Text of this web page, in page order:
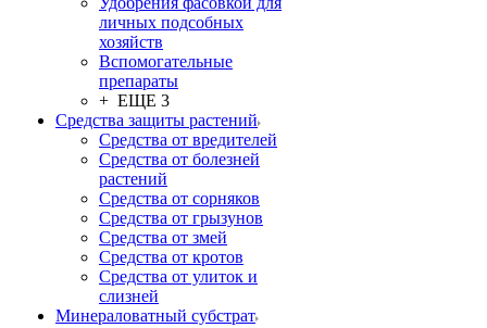
личных подсобных
хозяйств
Вспомогательные
препараты
+ ЕЩЕ 3
Средства защиты растений
Средства от вредителей
Средства от болезней
растений
Средства от сорняков
Средства от грызунов
Средства от змей
Средства от кротов
Средства от улиток и
слизней
Минераловатный субстрат